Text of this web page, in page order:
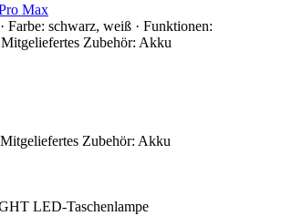
Max
Farbe: schwarz, weiß · Funktionen:
Zubehör: Akku
Zubehör: Akku